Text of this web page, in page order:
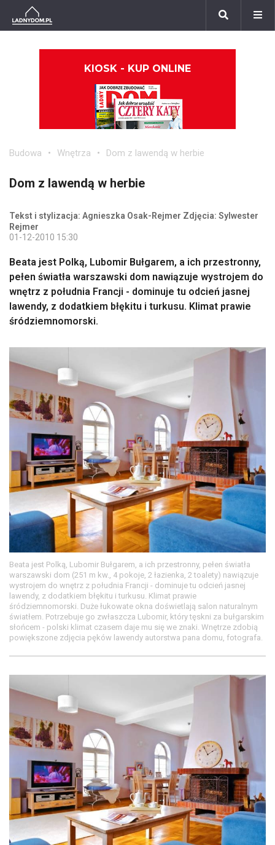
KIOSK - KUP ONLINE
Budowa Wnętrza Dom z lawendą w herbie
Dom z lawendą w herbie
Tekst i stylizacja: Agnieszka Osak-Rejmer Zdjęcia: Sylwester
Rejmer
01-12-2010 15:30
Beata jest Polką, Lubomir Bułgarem, a ich przestronny,
pełen światła warszawski dom nawiązuje wystrojem do
wnętrz z południa Francji - dominuje tu odcień jasnej
lawendy, z dodatkiem błękitu i turkusu. Klimat prawie
śródziemnomorski.
Beata jest Polką, Lubomir Bułgarem, a ich przestronny, pełen światła
warszawski dom (251 m kw., 4 pokoje, 2 łazienka, 2 toalety) nawiązuje
wystrojem do wnętrz z południa Francji - dominuje tu odcień jasnej
lawendy, z dodatkiem błękitu i turkusu. Klimat prawie
śródziemnomorski. Duże łukowate okna doświetlają salon naturalnym
światłem. Potrzebuje go zwłaszcza Lubomir, który tęskni za bułgarskim
słońcem - polski klimat czasem daje mu się we znaki. Wnętrze zdobią
powiększone zdjęcia pęków lawendy autorstwa pana domu, fotografa.